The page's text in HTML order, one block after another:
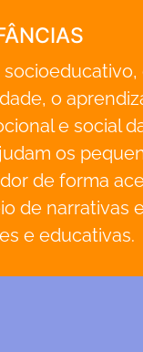
o
e social
os
de forma
de narrativas
e educativas.